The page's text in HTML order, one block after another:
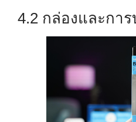
4.2 กล่องและการ